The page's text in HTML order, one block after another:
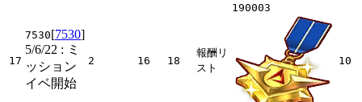
17
7530[7530]
5/6/22 : ミ
ッション
イベ開始
2 16 18
報酬リ
スト
190003
10